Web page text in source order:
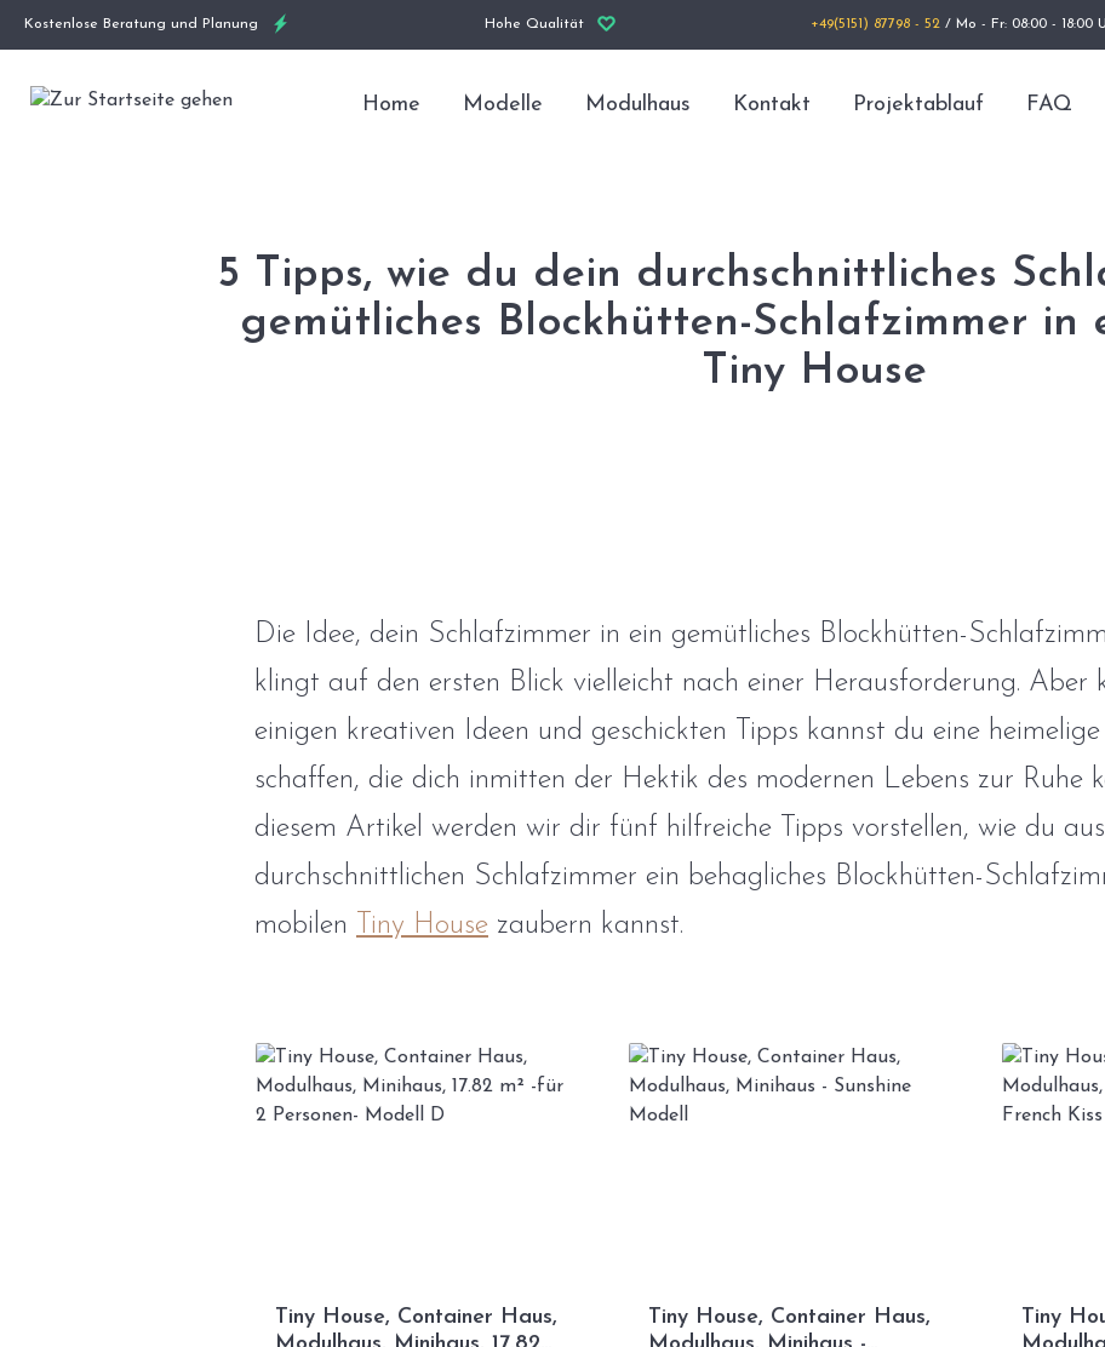
Kostenlose Beratung und Planung Hohe Qualität +49(5151) 87798 - 52 / Mo - Fr: 08:00 - 18:00
Home Modelle Modulhaus Kontakt Projektablauf FAQ
5 Tipps, wie du dein durchschnittliches
gemütliches Blockhütten-Schlafzimmer in
Tiny House
Die Idee, dein Schlafzimmer in ein gemütliches Blockhütten-
klingt auf den ersten Blick vielleicht nach einer Herausforderung. Aber
einigen kreativen Ideen und geschickten Tipps kannst du eine
schaffen, die dich inmitten der Hektik des modernen Lebens zur Ruhe
diesem Artikel werden wir dir fünf hilfreiche Tipps vorstellen, wie du
durchschnittlichen Schlafzimmer ein behagliches Blockhütten-
mobilen Tiny House zaubern kannst.
Tiny House, Container Haus,
Tiny House, Container Haus,
Tiny